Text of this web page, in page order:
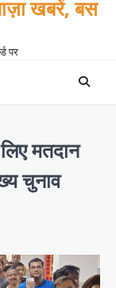
खबरें, बस
पर
मतदान
चुनाव